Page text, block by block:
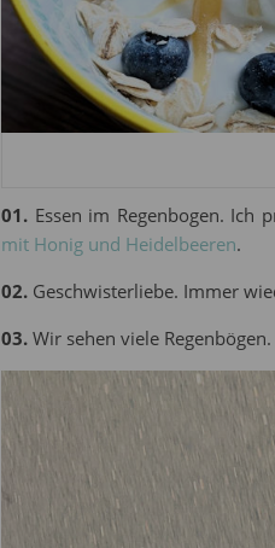
01. Essen im Regenbogen. Ich
mit Honig und Heidelbeeren.
02. Geschwisterliebe. Immer
03. Wir sehen viele